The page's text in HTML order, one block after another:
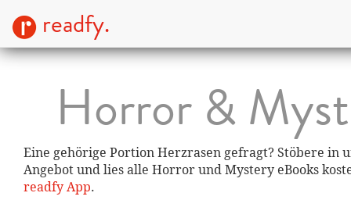
readfy.
Horror &
Eine gehörige Portion Herzrasen gefragt? Stöbere in
Angebot und lies alle Horror und Mystery eBooks
readfy App.